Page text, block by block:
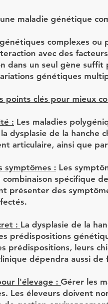
maladie génétique
complexes
avec des
dans un seul gène
génétiques
points clés pour mieux
: Les maladies
dysplasie de la hanche
articulaire, ainsi que
symptômes : Les
spécifique
présenter des
: La dysplasie de la
prédispositions
prédispositions, leurs
dépendra aussi
l'élevage : Gérer les
Les éleveurs doivent